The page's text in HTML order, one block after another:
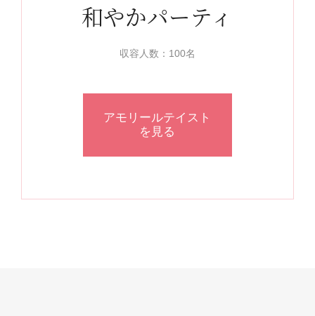
和やかパーティ
収容人数：100名
アモリールテイスト
を見る